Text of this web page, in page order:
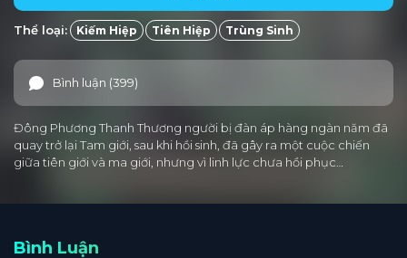
Thể loại: Kiếm Hiệp Tiên Hiệp Trùng Sinh
Bình luận (399)
Đông Phương Thanh Thương người bị đàn áp hàng ngàn năm đã
quay trở lại Tam giới, sau khi hồi sinh, đã gây ra một cuộc chiến
giữa tiên giới và ma giới, nhưng vì linh lực chưa hồi phục…
Bình Luận